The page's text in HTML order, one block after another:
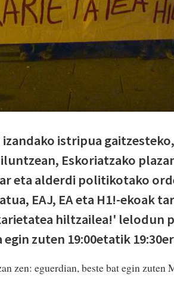
izandako istripua
Eskoriatzako
eta alderdi politikotako
EAJ, EA eta H1!-ekoak
hiltzailea!' lelodun
zuten 19:00etatik
zen: eguerdian, beste bat egin zuten